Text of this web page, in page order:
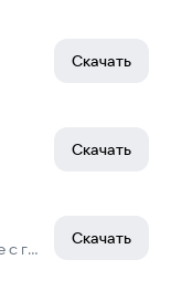
Скачать
Скачать
My Talking Tom — приложение с говорящим котом Томом.
Скачать